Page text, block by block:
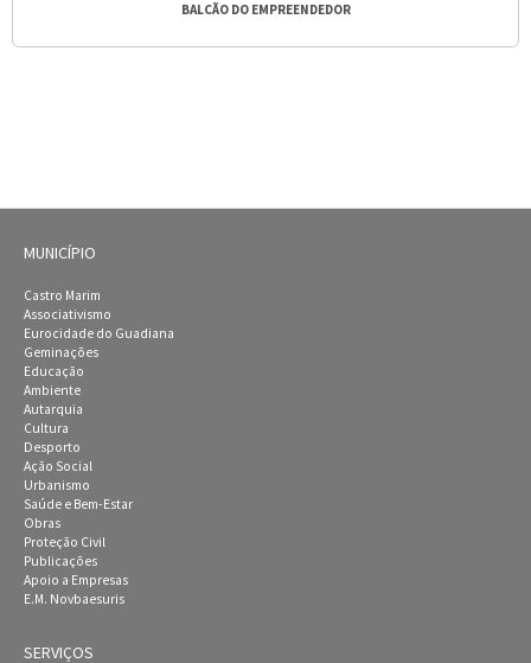
BALCÃO DO EMPREENDEDOR
MUNICÍPIO
Castro Marim
Associativismo
Eurocidade do Guadiana
Geminações
Educação
Ambiente
Autarquia
Cultura
Desporto
Ação Social
Urbanismo
Saúde e Bem-Estar
Obras
Proteção Civil
Publicações
Apoio a Empresas
E.M. Novbaesuris
SERVIÇOS